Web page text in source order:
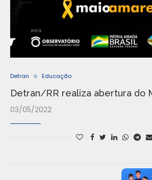
Detran Educação
Detran/RR realiza abertura do
03/05/2022